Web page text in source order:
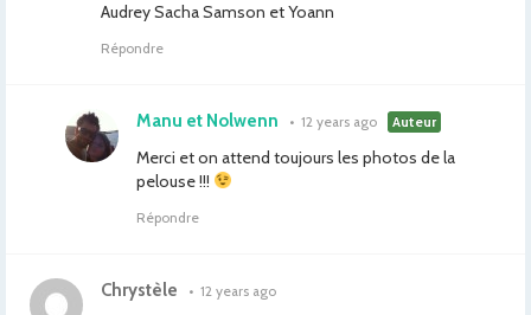
Audrey Sacha Samson et Yoann
Répondre
Manu et Nolwenn • 12 years ago Auteur
Merci et on attend toujours les photos de la
pelouse !!!
Répondre
Chrystèle • 12 years ago